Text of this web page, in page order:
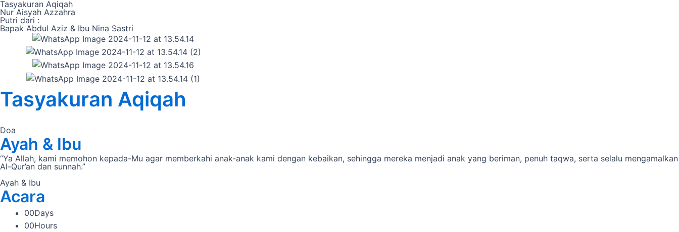
Tasyakuran Aqiqah
Nur Aisyah Azzahra
Putri dari :
Bapak Abdul Aziz & Ibu Nina Sastri
Tasyakuran Aqiqah
Doa
Ayah & Ibu
“Ya Allah, kami memohon kepada-Mu agar memberkahi anak-anak kami dengan kebaikan, sehingga mereka menjadi anak yang beriman, penuh taqwa, serta selalu mengamalkan
Al-Qur’an dan sunnah.”
Ayah & Ibu
Acara
00Days
00Hours